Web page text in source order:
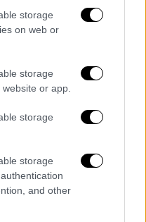
storage
on web or
storage
or app.
storage
storage
and other
κρατείται
είχε
ισόβια και
αυτουργία σε 17
οργάνωση.
του 2002
ποτέ
και αρνήθηκε τη